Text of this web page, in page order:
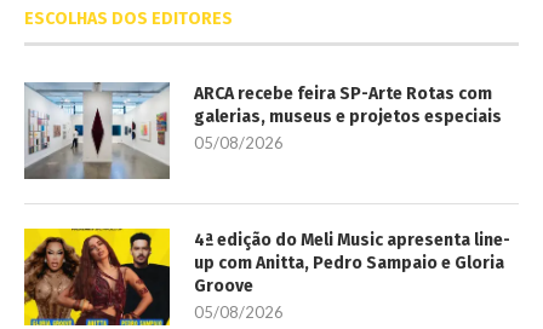
ESCOLHAS DOS EDITORES
ARCA recebe feira SP-Arte Rotas com
galerias, museus e projetos especiais
05/08/2026
4ª edição do Meli Music apresenta line-
up com Anitta, Pedro Sampaio e Gloria
Groove
05/08/2026